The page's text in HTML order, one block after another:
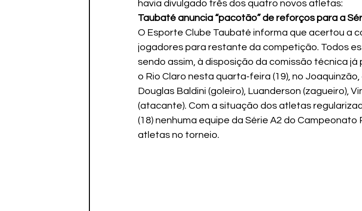
Paratletismohavia divulgado três dos quatro novos atletas:
Taubaté anuncia “pacotão” de reforços para a
O Esporte Clube Taubaté informa que acertou a
jogadores para restante da competição. Todos
sendo assim, à disposição da comissão técnica
o Rio Claro nesta quarta-feira (19), no Joaquinzão,
Douglas Baldini (goleiro), Luanderson (zagueiro),
(atacante). Com a situação dos atletas
(18) nenhuma equipe da Série A2 do
atletas no torneio.